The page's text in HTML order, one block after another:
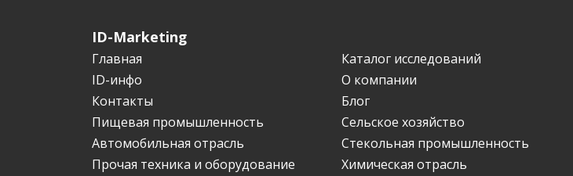
ID-Marketing
Главная
Каталог исследований
ID-инфо
О компании
Контакты
Блог
Пищевая промышленность
Сельское хозяйство
Автомобильная отрасль
Стекольная промышленность
Прочая техника и оборудование
Химическая отрасль